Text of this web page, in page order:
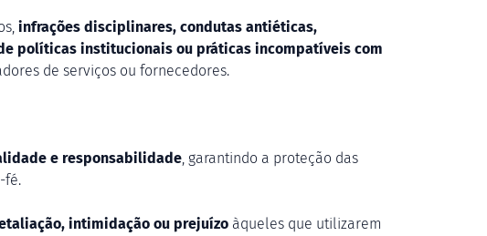
infrações disciplinares, condutas antiéticas,
políticas institucionais ou práticas incompatíveis com
de serviços ou fornecedores.
e responsabilidade, garantindo a proteção das
fé.
intimidação ou prejuízo àqueles que utilizarem